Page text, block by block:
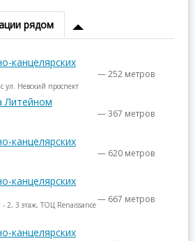
рядом
канцелярских
ул. Невский проспект
— 252 метров
Литейном
— 367 метров
канцелярских
— 620 метров
канцелярских
2, 3 этаж, ТОЦ Renaissance— 667 метров
канцелярских